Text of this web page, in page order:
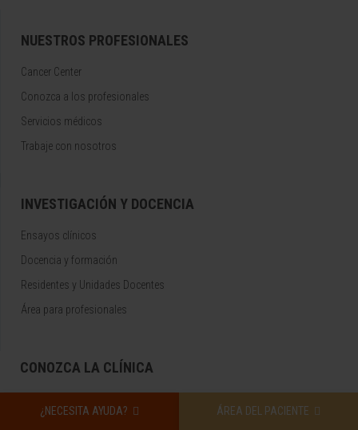
¿NECESITA AYUDA? ÁREA DEL PACIENTE
NUESTROS PROFESIONALES
Cancer Center
Conozca a los profesionales
Servicios médicos
Trabaje con nosotros
INVESTIGACIÓN Y DOCENCIA
Ensayos clínicos
Docencia y formación
Residentes y Unidades Docentes
Área para profesionales
CONOZCA LA CLÍNICA